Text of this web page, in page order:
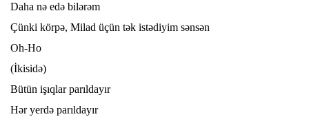
Daha nə edə bilərəm
Çünki körpə, Milad üçün tək istədiyim sənsən
Oh-Ho
(İkisidə)
Bütün işıqlar parıldayır
Hər yerdə parıldayır